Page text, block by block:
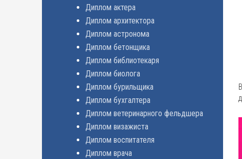
Диплом актера
Диплом архитектора
Диплом астронома
Диплом бетонщика
Диплом библиотекаря
Диплом биолога
Диплом бурильщика
Диплом бухгалтера
Диплом ветеринарного фельдшера
Диплом визажиста
Диплом воспитателя
Диплом врача